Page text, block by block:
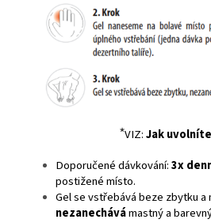
⃰ VIZ:Jak
Doporučené dávkování:3x
postižené místo.
Gel se vstřebává beze zbytku a
nezanechávámastný a